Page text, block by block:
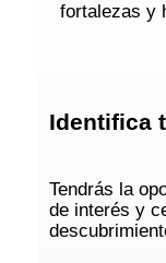
fortalezas y
Identifica
Tendrás la
de interés y